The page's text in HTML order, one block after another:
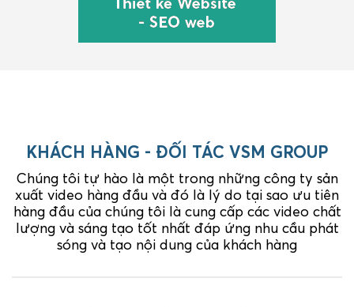
KHÁCH HÀNG - ĐỐI TÁC VSM GROUP
Chúng tôi tự hào là một trong những công ty sản
xuất video hàng đầu và đó là lý do tại sao ưu tiên
hàng đầu của chúng tôi là cung cấp các video chất
lượng và sáng tạo tốt nhất đáp ứng nhu cầu phát
sóng và tạo nội dung của khách hàng